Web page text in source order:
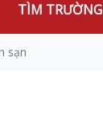
TÌM TRƯỜNG
sạn